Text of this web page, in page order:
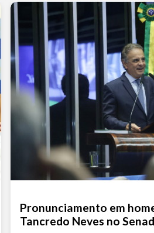
Pronunciamento em
Tancredo Neves no